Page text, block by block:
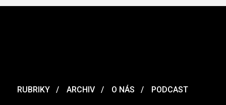
RUBRIKY ARCHIV O NÁS PODCAST